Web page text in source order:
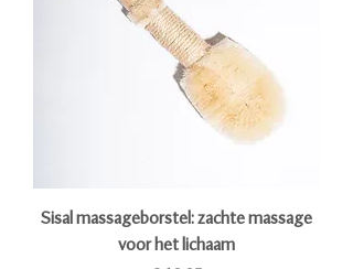
Sisal massageborstel: zachte massage
voor het lichaam